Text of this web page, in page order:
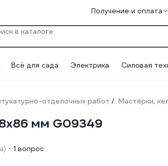
Получение и оплата
Всё для сада Электрика Силовая
отделочных работ / Мастерки,
мм G09349
1 вопрос